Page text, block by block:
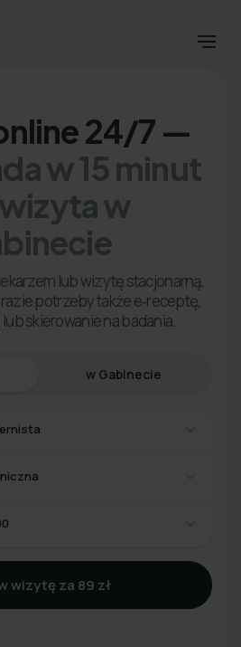
24/7 —
w 15 minut
w
lub wizytę stacjonarną,
potrzeby także e‑receptę,
skierowanie na badania.
w Gabinecie
wizytę za 89 zł